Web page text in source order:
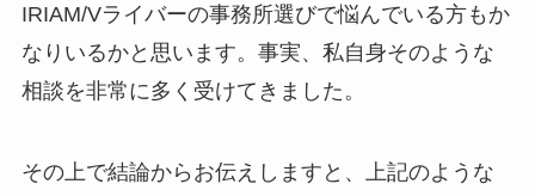
IRIAM/Vライバーの事務所選びで悩んでいる方もか
なりいるかと思います。事実、私自身そのような
相談を非常に多く受けてきました。
その上で結論からお伝えしますと、上記のような